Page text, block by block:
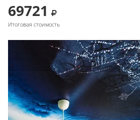
69721
Итоговая стоимость